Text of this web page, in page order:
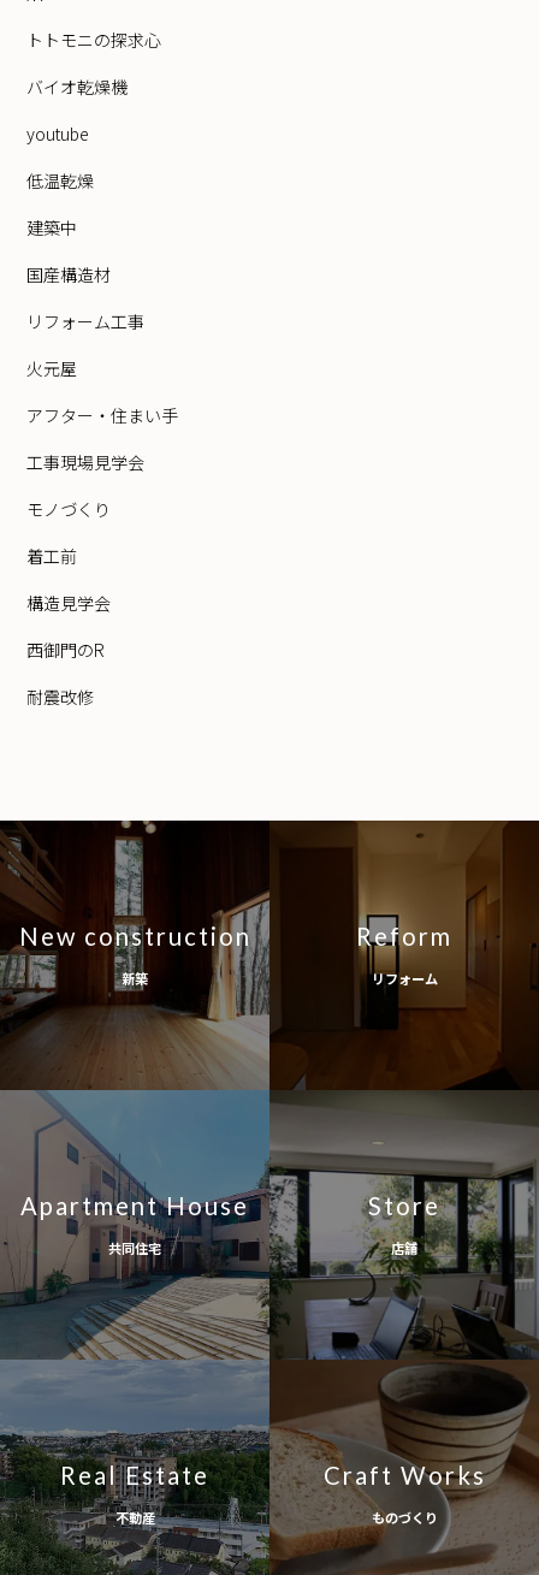
トトモニの探求心
バイオ乾燥機
youtube
低温乾燥
建築中
国産構造材
リフォーム工事
火元屋
アフター・住まい手
工事現場見学会
モノづくり
着工前
構造見学会
西御門のR
耐震改修
New construction
新築
Reform
リフォーム
Apartment House
共同住宅
Store
店舗
Real Estate
不動産
Craft Works
ものづくり